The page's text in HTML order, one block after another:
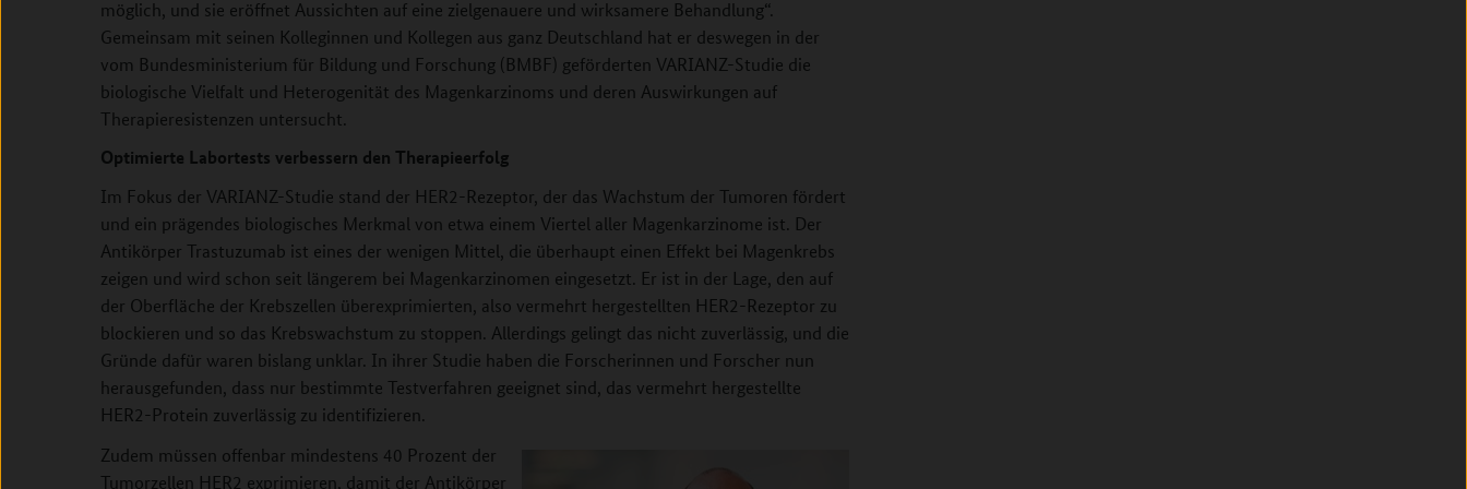
möglich, und sie eröffnet Aussichten auf eine zielgenauere und wirksamere Behandlung“.
Gemeinsam mit seinen Kolleginnen und Kollegen aus ganz Deutschland hat er deswegen in der
vom Bundesministerium für Bildung und Forschung (BMBF) geförderten VARIANZ-Studie die
biologische Vielfalt und Heterogenität des Magenkarzinoms und deren Auswirkungen auf
Therapieresistenzen untersucht.
Optimierte Labortests verbessern den Therapieerfolg
Im Fokus der VARIANZ-Studie stand der HER2-Rezeptor, der das Wachstum der Tumoren fördert
und ein prägendes biologisches Merkmal von etwa einem Viertel aller Magenkarzinome ist. Der
Antikörper Trastuzumab ist eines der wenigen Mittel, die überhaupt einen Effekt bei Magenkrebs
zeigen und wird schon seit längerem bei Magenkarzinomen eingesetzt. Er ist in der Lage, den auf
der Oberfläche der Krebszellen überexprimierten, also vermehrt hergestellten HER2-Rezeptor zu
blockieren und so das Krebswachstum zu stoppen. Allerdings gelingt das nicht zuverlässig, und die
Gründe dafür waren bislang unklar. In ihrer Studie haben die Forscherinnen und Forscher nun
herausgefunden, dass nur bestimmte Testverfahren geeignet sind, das vermehrt hergestellte
HER2-Protein zuverlässig zu identifizieren.
Zudem müssen offenbar mindestens 40 Prozent der
Tumorzellen HER2 exprimieren, damit der Antikörper